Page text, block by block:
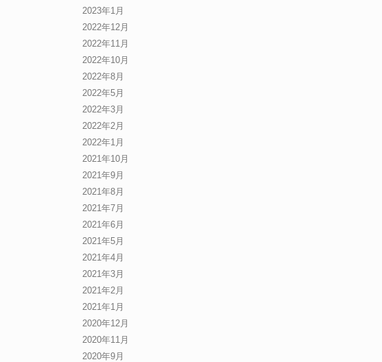
2023年1月
2022年12月
2022年11月
2022年10月
2022年8月
2022年5月
2022年3月
2022年2月
2022年1月
2021年10月
2021年9月
2021年8月
2021年7月
2021年6月
2021年5月
2021年4月
2021年3月
2021年2月
2021年1月
2020年12月
2020年11月
2020年9月